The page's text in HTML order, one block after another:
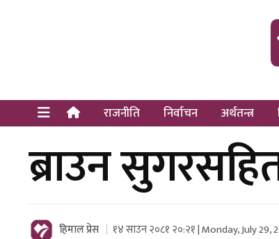
राजनीति निर्वाचन अर्थतन्त्र
ब्राउन
हिमाल प्रेस १४ साउन २०८१ २०:२१ | Monday, July 29,